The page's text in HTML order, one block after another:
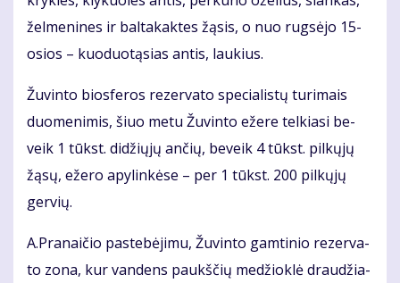
žel­me­ni­nes ir bal­ta­kak­tes žą­sis, o nuo rug­sė­jo 15-
osios – kuo­duo­tą­sias an­tis, lau­kius.
Žu­vin­to bios­fe­ros re­zer­va­to spe­cia­lis­tų tu­ri­mais
duo­me­ni­mis, šiuo me­tu Žu­vin­to eže­re tel­kia­si be­
veik 1 tūkst. di­džių­jų an­čių, be­veik 4 tūkst. pil­kų­jų
žą­sų, eže­ro apy­lin­kė­se – per 1 tūkst. 200 pil­kų­jų
ger­vių.
A.Pra­nai­čio pa­ste­bė­ji­mu, Žu­vin­to gam­ti­nio re­zer­va­
to zo­na, kur van­dens paukš­čių me­džiok­lė drau­džia­